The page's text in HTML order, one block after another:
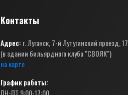
Контакты
Адрес: г. Луганск, 7-й Лутугинский проезд, 17
(в здании бильярдного клуба "СВОЯК")
на карте
График работы:
ПН-ПТ 9:00-17:00